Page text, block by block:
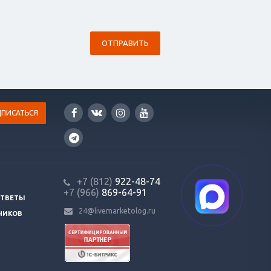
ОТПРАВИТЬ
+7 (812) 922-48-74
+7 (966) 869-64-91
24@livemarketolog.ru